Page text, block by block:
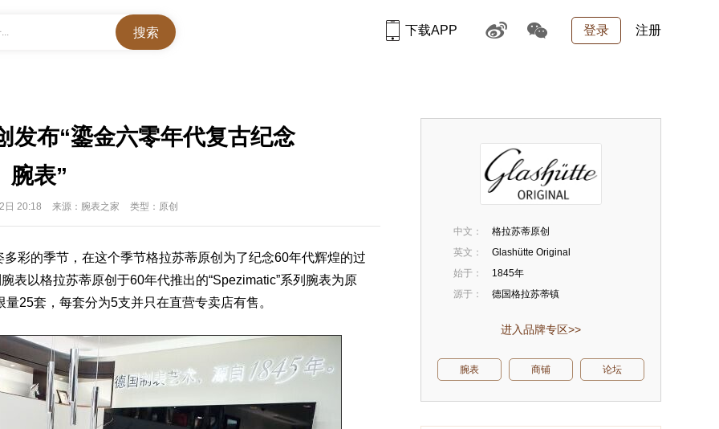
登录 注册
下载APP
发布“鎏金六零年代复古纪念
腕表”
日 20:18 来源：腕表之家 类型：原创
彩的季节，在这个季节格拉苏蒂原创为了纪念60年代辉煌的过
表 以格拉苏蒂原创于60年代推出的“Spezimatic”系列 腕表为原
量25套，每套分为5支并只在直营专卖店有售。
中文：
格拉苏蒂原创
英文：
Glashütte Original
始于：
1845年
源于：
德国格拉苏蒂镇
进入品牌专区>>
腕表 商铺 论坛